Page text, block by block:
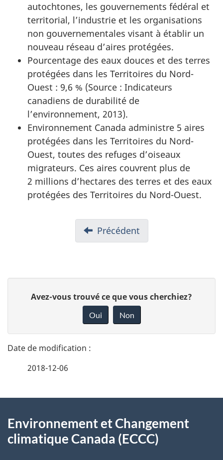
autochtones, les gouvernements fédéral et
territorial, l’industrie et les organisations
non gouvernementales visant à établir un
nouveau réseau d’aires protégées.
Pourcentage des eaux douces et des terres
protégées dans les Territoires du Nord-
Ouest : 9,6 % (Source : Indicateurs
canadiens de durabilité de
l’environnement, 2013).
Environnement Canada administre 5 aires
protégées dans les Territoires du Nord-
Ouest, toutes des refuges d’oiseaux
migrateurs. Ces aires couvrent plus de
2 millions d’hectares des terres et des eaux
protégées des Territoires du Nord-Ouest.
Précédent
t
a
l
s
d
n
o
t
r
Avez-vous trouvé ce que vous cherchiez?
Oui Non
2018-12-06
propos
de
Environnement et Changement
climatique Canada (ECCC)